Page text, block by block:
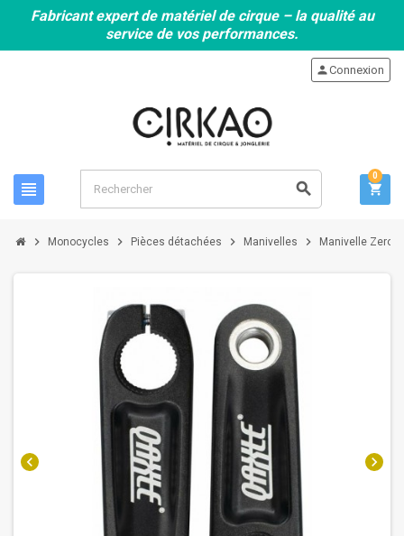
Fabricant expert de matériel de cirque – la qualité au
service de vos performances.
view_headline search
personConnexion
shopping_cart
0
chevron_right Monocycles chevron_right Pièces détachées chevron_right Manivelles chevron_right Manivelle
chevron_left chevron_right